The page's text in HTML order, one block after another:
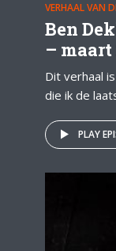
VERHAAL VAN
Ben
– maart
Dit verhaal
die ik de
PLAY